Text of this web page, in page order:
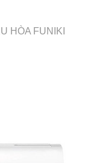
HÒA FUNIKI